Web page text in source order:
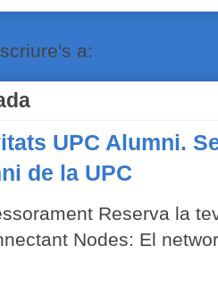
a:
UPC Alumni.
de la UPC
Reserva la
Nodes: El